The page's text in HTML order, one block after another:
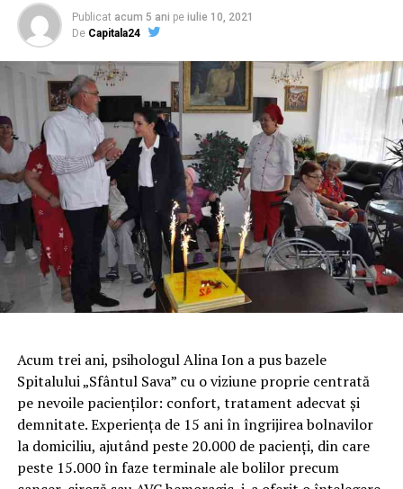
Publicat acum 5 ani pe iulie 10, 2021
De Capitala24
Acum trei ani, psihologul Alina Ion a pus bazele
Spitalului „Sfântul Sava” cu o viziune proprie centrată
pe nevoile pacienților: confort, tratament adecvat și
demnitate. Experiența de 15 ani în îngrijirea bolnavilor
la domiciliu, ajutând peste 20.000 de pacienți, din care
peste 15.000 în faze terminale ale bolilor precum